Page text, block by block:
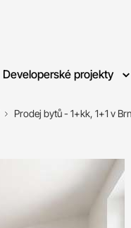
Developerské projekty
Prodej bytů - 1+kk, 1+1 v